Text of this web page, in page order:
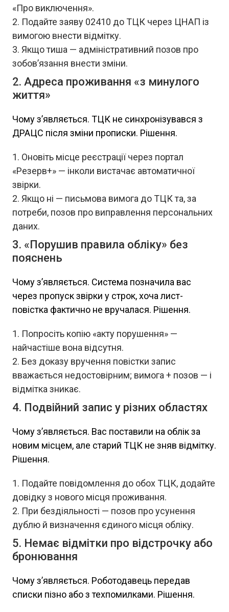
«Про виключення».
Подайте заяву 02410 до ТЦК через ЦНАП із
вимогою внести відмітку.
Якщо тиша — адміністративний позов про
зобов’язання внести зміни.
2. Адреса проживання «з минулого
життя»
Чому з’являється. ТЦК не синхронізувався з
ДРАЦС після зміни прописки. Рішення.
Оновіть місце реєстрації через портал
«Резерв+» — інколи вистачає автоматичної
звірки.
Якщо ні — письмова вимога до ТЦК та, за
потреби, позов про виправлення персональних
даних.
3. «Порушив правила обліку» без
пояснень
Чому з’являється. Система позначила вас
через пропуск звірки у строк, хоча лист-
повістка фактично не вручалася. Рішення.
Попросіть копію «акту порушення» —
найчастіше вона відсутня.
Без доказу вручення повістки запис
вважається недостовірним; вимога + позов — і
відмітка зникає.
4. Подвійний запис у різних областях
Чому з’являється. Вас поставили на облік за
новим місцем, але старий ТЦК не зняв відмітку.
Рішення.
Подайте повідомлення до обох ТЦК, додайте
довідку з нового місця проживання.
При бездіяльності — позов про усунення
дублю й визначення єдиного місця обліку.
5. Немає відмітки про відстрочку або
бронювання
Чому з’являється. Роботодавець передав
списки пізно або з техпомилками. Рішення.